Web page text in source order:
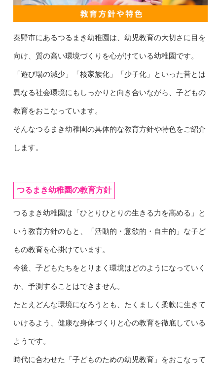
秦野市にあるつるまき幼稚園は、幼児教育の大切さに目を
向け、質の高い環境づくりを心がけている幼稚園です。
「遊び場の減少」「核家族化」「少子化」といった昔とは
異なる社会環境にもしっかりと向き合いながら、子どもの
教育をおこなっています。
そんなつるまき幼稚園の具体的な教育方針や特色をご紹介
します。
つるまき幼稚園の教育方針
つるまき幼稚園は「ひとりひとりの生きる力を高める」と
いう教育方針のもと、「活動的・意欲的・自主的」な子ど
もの教育を心掛けています。
今後、子どもたちをとりまく環境はどのようになっていく
か、予測することはできません。
たとえどんな環境になろうとも、たくましく柔軟に生きて
いけるよう、健康な身体づくりと心の教育を徹底している
ようです。
時代に合わせた「子どものための幼児教育」をおこなって